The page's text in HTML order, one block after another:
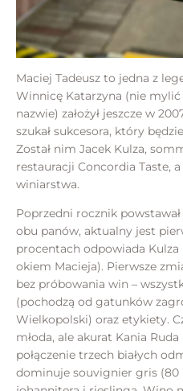
Maciej Tadeusz to jedna z
Winnicę Katarzyna (nie
nazwie) założył jeszcze w
szukał sukcesora, który
Został nim Jacek Kulza,
restauracji Concordia Taste,
winiarstwa.
Poprzedni rocznik
obu panów, aktualny jest
procentach odpowiada
okiem Macieja). Pierwsze
bez próbowania win –
(pochodzą od gatunków
Wielkopolski) oraz etykiety.
młoda, ale akurat Kania
połączenie trzech białych
dominuje souvignier gris (80